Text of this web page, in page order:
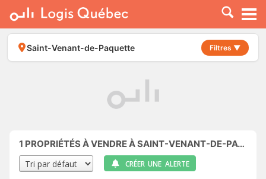
À LOUER
À VENDRE
PLACER UNE ANNONCE
Saint-Venant-de-Paquette Filtres ▼
1 PROPRIÉTÉS À VENDRE À SAINT-VENANT-DE-PAQUETTE
CRÉER UNE ALERTE